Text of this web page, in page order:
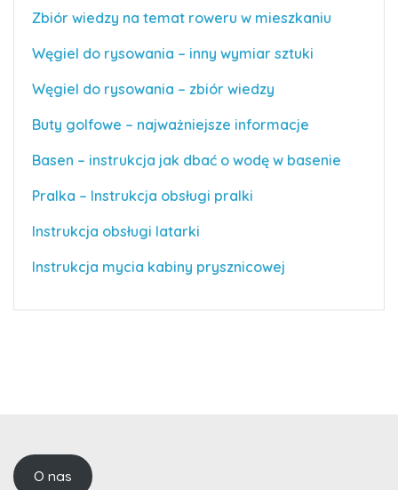
Zbiór wiedzy na temat roweru w mieszkaniu
Węgiel do rysowania – inny wymiar sztuki
Węgiel do rysowania – zbiór wiedzy
Buty golfowe – najważniejsze informacje
Basen – instrukcja jak dbać o wodę w basenie
Pralka – Instrukcja obsługi pralki
Instrukcja obsługi latarki
Instrukcja mycia kabiny prysznicowej
O nas